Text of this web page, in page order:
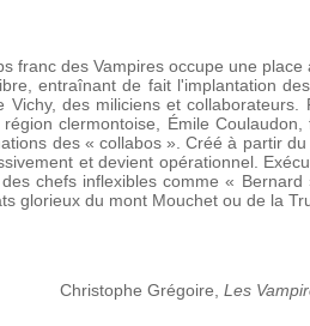
franc des Vampires occupe une
entraînant de fait l'implantation
des miliciens et
clermontoise, Émile
des « collabos ». Créé à partir
et devient opérationnel.
chefs inflexibles comme «
glorieux du mont Mouchet ou de la
Christophe Grégoire, Les